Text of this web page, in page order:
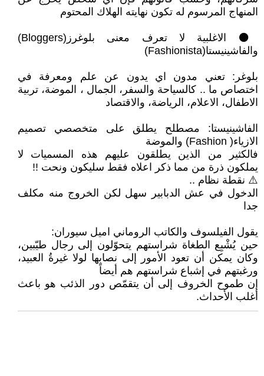
المنهاج المرسوم له تكون نهايته الهلاك المحتوم
⚫️ الاغلبية لا تعرف معنى بلوغرز(Bloggers)
والفاشينيستا(Fashionista)
بلوغر: تعني مدون اي يدون عن علم ومعرفة في
اختصاص ما .. كالسياحة والسفر، الجمال ، الموضة، تربية
الاطفال، الاعلام، الرياضة، والاقتصاد
الفاشينيستا: مصطلح يطلق على متخصصي تصميم
الازياء( Fashion) والموضة
فالكثير من الذين يطلقون عليهم هذه المسميات لا
يملكون ذرة من مما ذكر اعلاه فقط سليكون ونحت !!
⚠️ نقطة نظام ..
الدخول في عش الدبابير سهل لكن الخروج منه مكلف
جدا
يقول الفيلسوف والكاتب الروماني اميل سيوران:
حين يُشْبِع الطغاة شراستهم يتحوّلون إلى رجال طيّبين،
وكان يمكن أن تعود الأمور إلى نصابها لولا غيرةُ العبيد،
ورغبتهم في إشباع شراستهم هم أيضاً
إن طموح الخروف إلى أن يتقمّص دور الذئب هو باعث
أغلب الأحداث.